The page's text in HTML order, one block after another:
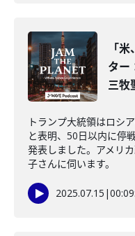
「
ター
三牧
トランプ大統領はロシ
と表明、50日以内に停
発表しました。アメリ
子さんに伺います。
2025.07.15 |